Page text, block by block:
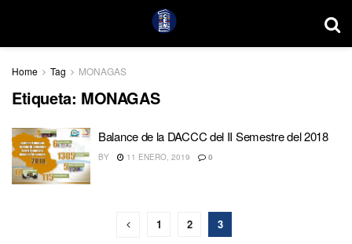
Home Tag MONAGAS
Etiqueta: MONAGAS
Balance de la DACCC del II Semestre del 2018
BY 11 ENERO, 2019 0
1 2 3